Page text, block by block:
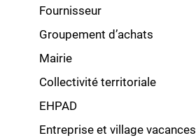
Fournisseur
Groupement d’achats
Mairie
Collectivité territoriale
EHPAD
Entreprise et village vacances